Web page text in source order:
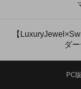
【
ダ
PC